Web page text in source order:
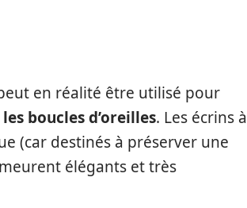
en réalité être utilisé pour
boucles d’oreilles. Les écrins à
(car destinés à préserver une
élégants et très